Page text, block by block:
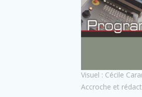
Visuel : Cécile
Accroche et